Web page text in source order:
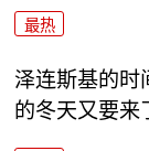
最热
泽连斯基的时
的冬天又要来